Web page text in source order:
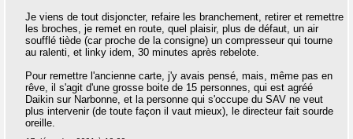
Je viens de tout disjoncter, refaire les branchement, retirer et remettre
les broches, je remet en route, quel plaisir, plus de défaut, un air
soufflé tiède (car proche de la consigne) un compresseur qui tourne
au ralenti, et linky idem, 30 minutes après rebelote.
Pour remettre l'ancienne carte, j'y avais pensé, mais, même pas en
rêve, il s'agit d'une grosse boite de 15 personnes, qui est agréé
Daikin sur Narbonne, et la personne qui s'occupe du SAV ne veut
plus intervenir (de toute façon il vaut mieux), le directeur fait sourde
oreille.